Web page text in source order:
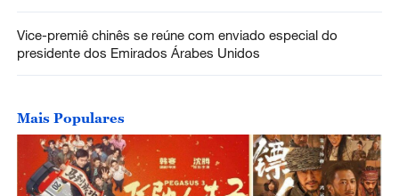
Vice-premiê chinês se reúne com enviado especial do
presidente dos Emirados Árabes Unidos
Mais Populares